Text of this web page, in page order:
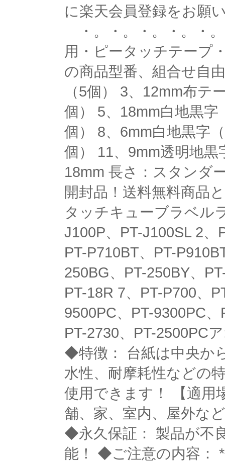
に楽天会員登録をお願
・。・。・。・。・
用・ピータッチテープ
の商品型番、組合せ自
（5個） 3、12mm布
個） 5、18mm白地黒
個） 8、6mm白地黒字
個） 11、9mm透明地
18mm 長さ：スタンダ
開封品！送料無料商品
タッチキューブラベル
J100P、PT-J100SL 2、
PT-P710BT、PT-
250BG、PT-250BY、
PT-18R 7、PT-P700、
9500PC、PT-9300PC
PT-2730、PT-2500PC
◆特徴： 台紙は中央か
水性、耐摩耗性などの
使用できます！ 【適用
舗、家、室内、屋外な
◆永久保証： 製品が不
能！ ◆ご注意の内容：